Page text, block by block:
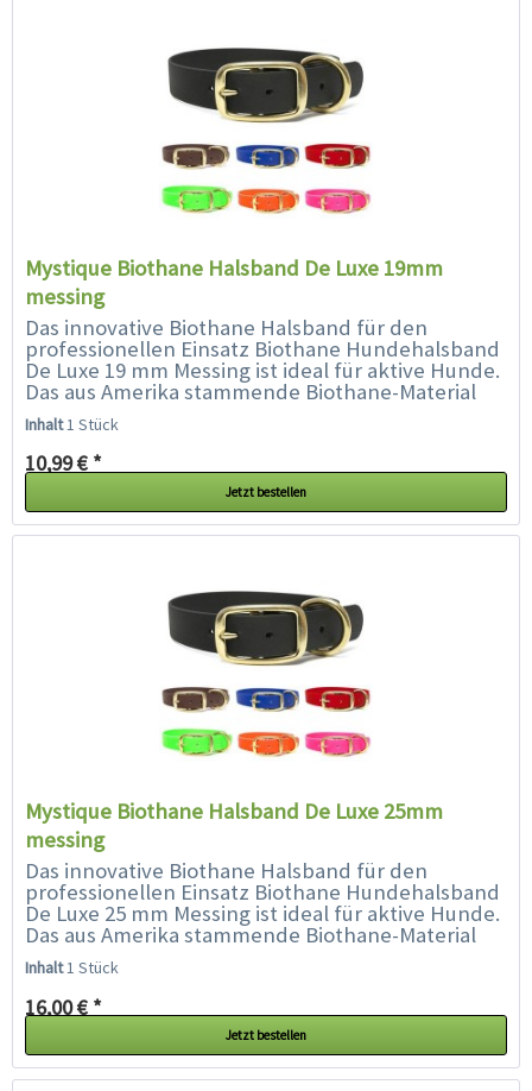
Mystique Biothane Halsband De Luxe 19mm
messing
Das innovative Biothane Halsband für den
professionellen Einsatz Biothane Hundehalsband
De Luxe 19 mm Messing ist ideal für aktive Hunde.
Das aus Amerika stammende Biothane-Material
überzeugt mit einer ganzen...
Inhalt1 Stück
10,99 € *
Jetzt bestellen
Mystique Biothane Halsband De Luxe 25mm
messing
Das innovative Biothane Halsband für den
professionellen Einsatz Biothane Hundehalsband
De Luxe 25 mm Messing ist ideal für aktive Hunde.
Das aus Amerika stammende Biothane-Material
überzeugt mit einer ganzen...
Inhalt1 Stück
16,00 € *
Jetzt bestellen